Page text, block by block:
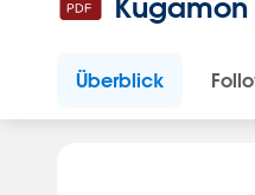
Überblick